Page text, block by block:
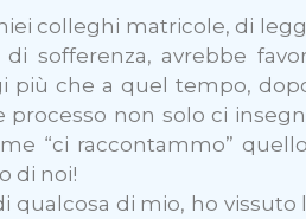
colleghi matricole, di
sofferenza, avrebbe
più che a quel tempo,
non solo ci
“ci raccontammo”
di noi!
di mio, ho vissuto